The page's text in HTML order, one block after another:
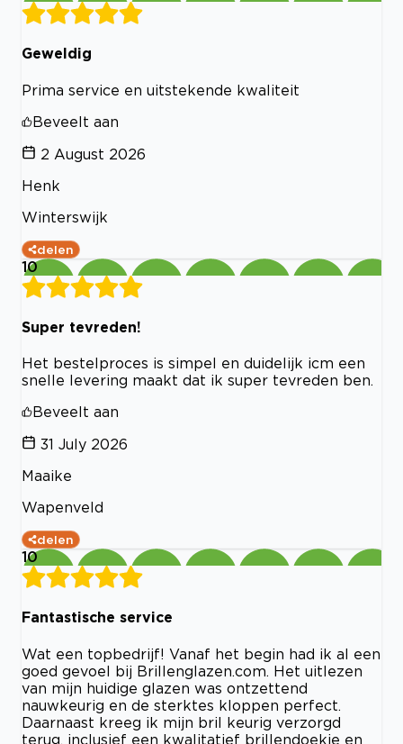
Geweldig
Prima service en uitstekende kwaliteit
Beveelt aan
2 August 2026
Henk
Winterswijk
delen
10
Super tevreden!
Het bestelproces is simpel en duidelijk icm een
snelle levering maakt dat ik super tevreden ben.
Beveelt aan
31 July 2026
Maaike
Wapenveld
delen
10
Fantastische service
Wat een topbedrijf! Vanaf het begin had ik al een
goed gevoel bij Brillenglazen.com. Het uitlezen
van mijn huidige glazen was ontzettend
nauwkeurig en de sterktes kloppen perfect.
Daarnaast kreeg ik mijn bril keurig verzorgd
terug, inclusief een kwalitatief brillendoekje en